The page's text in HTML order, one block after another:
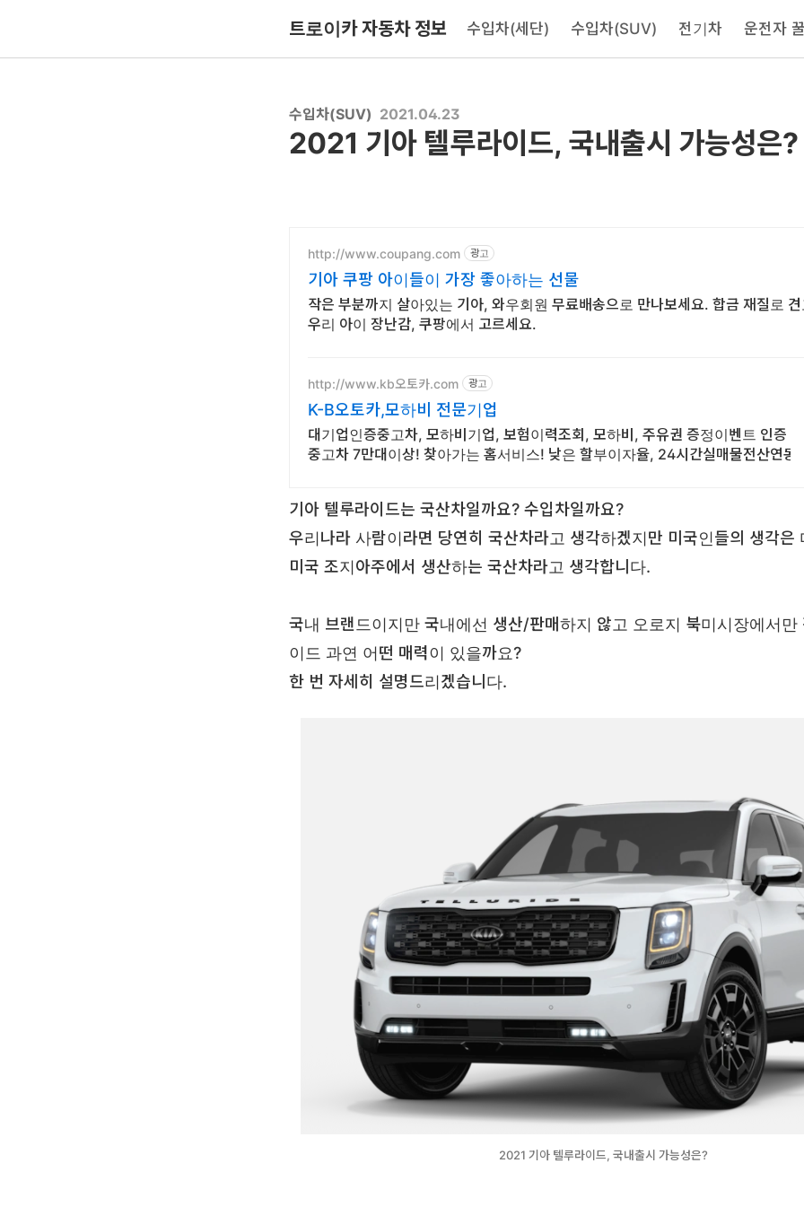
트로이카 자동차 정보 수입차(세단) 수입차(SUV) 전기차 운전자
2021 기아 텔루라이드, 국내출시 가능성은?
수입차(SUV) 2021.04.23
http://www.coupang.com 광고
기아 쿠팡 아이들이 가장 좋아하는 선물
작은 부분까지 살아있는 기아, 와우회원 무료배송으로 만나보세요. 합금 재질로
우리 아이 장난감, 쿠팡에서 고르세요.
http://www.kb오토카.com 광고
K-B오토카,모하비 전문기업
대기업인증중고차, 모하비기업, 보험이력조회, 모하비, 주유권 증정이벤트 인증
중고차 7만대이상! 찾아가는 홈서비스! 낮은 할부이자율, 24시간실매물전산연동
기아 텔루라이드는 국산차일까요? 수입차일까요?
우리나라 사람이라면 당연히 국산차라고 생각하겠지만 미국인들의 생각은
미국 조지아주에서 생산하는 국산차라고 생각합니다.
국내 브랜드이지만 국내에선 생산/판매하지 않고 오로지 북미시장에서만
이드 과연 어떤 매력이 있을까요?
한 번 자세히 설명드리겠습니다.
2021 기아 텔루라이드, 국내출시 가능성은?